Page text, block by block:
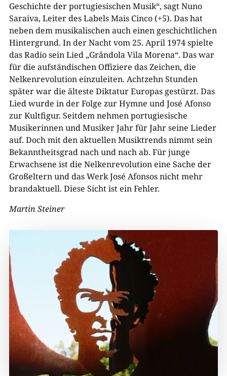
Geschichte der portugiesischen Musik“, sagt Nuno
Saraiva, Leiter des Labels Mais Cinco (+5). Das hat
neben dem musikalischen auch einen geschichtlichen
Hintergrund. In der Nacht vom 25. April 1974 spielte
das Radio sein Lied „Grândola Vila Morena“. Das war
für die aufständischen Offiziere das Zeichen, die
Nelkenrevolution einzuleiten. Achtzehn Stunden
später war die älteste Diktatur Europas gestürzt. Das
Lied wurde in der Folge zur Hymne und José Afonso
zur Kultfigur. Seitdem nehmen portugiesische
Musikerinnen und Musiker Jahr für Jahr seine Lieder
auf. Doch mit den aktuellen Musiktrends nimmt sein
Bekanntheitsgrad nach und nach ab. Für junge
Erwachsene ist die Nelkenrevolution eine Sache der
Großeltern und das Werk José Afonsos nicht mehr
brandaktuell. Diese Sicht ist ein Fehler.
Martin Steiner